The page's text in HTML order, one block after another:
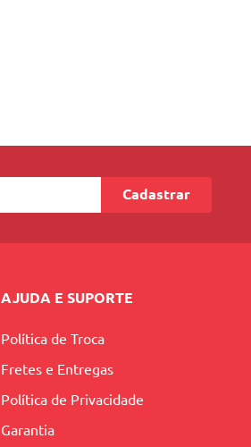
Cadastrar
AJUDA E SUPORTE
Política de Troca
Fretes e Entregas
Política de Privacidade
Garantia